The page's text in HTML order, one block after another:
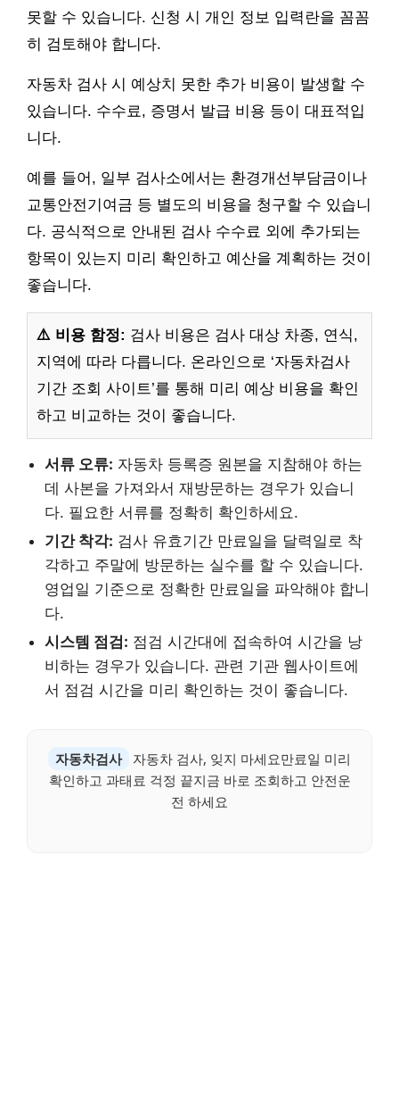
못할 수 있습니다. 신청 시 개인 정보 입력란을 꼼꼼
히 검토해야 합니다.
자동차 검사 시 예상치 못한 추가 비용이 발생할 수
있습니다. 수수료, 증명서 발급 비용 등이 대표적입
니다.
예를 들어, 일부 검사소에서는 환경개선부담금이나
교통안전기여금 등 별도의 비용을 청구할 수 있습니
다. 공식적으로 안내된 검사 수수료 외에 추가되는
항목이 있는지 미리 확인하고 예산을 계획하는 것이
좋습니다.
⚠️ 비용 함정: 검사 비용은 검사 대상 차종, 연식,
지역에 따라 다릅니다. 온라인으로 ‘자동차검사
기간 조회 사이트’를 통해 미리 예상 비용을 확인
하고 비교하는 것이 좋습니다.
서류 오류: 자동차 등록증 원본을 지참해야 하는
데 사본을 가져와서 재방문하는 경우가 있습니
다. 필요한 서류를 정확히 확인하세요.
기간 착각: 검사 유효기간 만료일을 달력일로 착
각하고 주말에 방문하는 실수를 할 수 있습니다.
영업일 기준으로 정확한 만료일을 파악해야 합니
다.
시스템 점검: 점검 시간대에 접속하여 시간을 낭
비하는 경우가 있습니다. 관련 기관 웹사이트에
서 점검 시간을 미리 확인하는 것이 좋습니다.
자동차검사
자동차 검사, 잊지 마세요만료일 미리
확인하고 과태료 걱정 끝지금 바로 조회하고 안전운
전 하세요